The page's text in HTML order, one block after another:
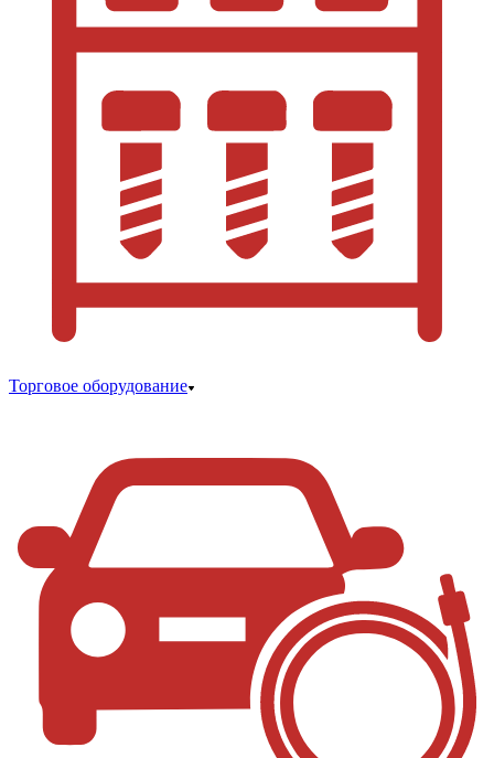
Торговое оборудование